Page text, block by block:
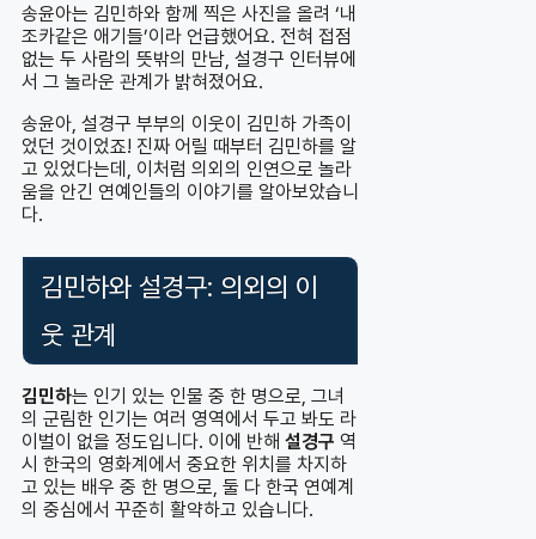
송윤아는 김민하와 함께 찍은 사진을 올려 ‘내
조카같은 애기들’이라 언급했어요. 전혀 접점
없는 두 사람의 뜻밖의 만남, 설경구 인터뷰에
서 그 놀라운 관계가 밝혀졌어요.
송윤아, 설경구 부부의 이웃이 김민하 가족이
었던 것이었죠! 진짜 어릴 때부터 김민하를 알
고 있었다는데, 이처럼 의외의 인연으로 놀라
움을 안긴 연예인들의 이야기를 알아보았습니
다.
김민하와 설경구: 의외의 이
웃 관계
김민하는 인기 있는 인물 중 한 명으로, 그녀
의 군림한 인기는 여러 영역에서 두고 봐도 라
이벌이 없을 정도입니다. 이에 반해 설경구 역
시 한국의 영화계에서 중요한 위치를 차지하
고 있는 배우 중 한 명으로, 둘 다 한국 연예계
의 중심에서 꾸준히 활약하고 있습니다.